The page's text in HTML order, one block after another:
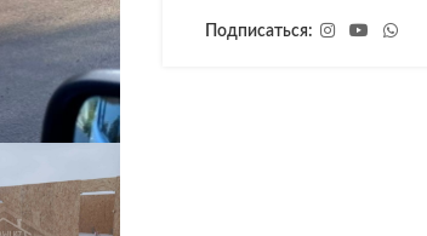
Подписаться: